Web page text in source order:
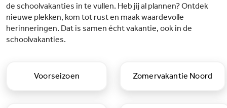
de schoolvakanties in te vullen. Heb jij al plannen? Ontdek
nieuwe plekken, kom tot rust en maak waardevolle
herinneringen. Dat is samen écht vakantie, ook in de
schoolvakanties.
Voorseizoen Zomervakantie Noord